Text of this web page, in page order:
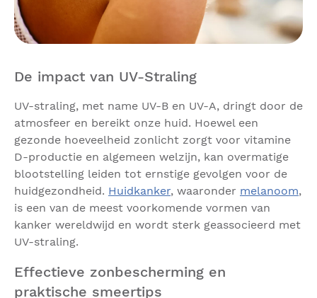
De impact van UV-Straling
UV-straling, met name UV-B en UV-A, dringt door de
atmosfeer en bereikt onze huid. Hoewel een
gezonde hoeveelheid zonlicht zorgt voor vitamine
D-productie en algemeen welzijn, kan overmatige
blootstelling leiden tot ernstige gevolgen voor de
huidgezondheid. Huidkanker, waaronder melanoom,
is een van de meest voorkomende vormen van
kanker wereldwijd en wordt sterk geassocieerd met
UV-straling.
Effectieve zonbescherming en
praktische smeertips